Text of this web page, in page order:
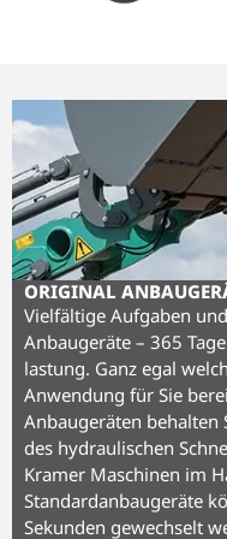
ORIGINAL
Vielfäl­tige Aufgaben
Anbau­geräte – 365
lastung. Ganz egal
Anwendung für Sie
Anbau­geräten behalten
des hydraulischen
Kramer Maschinen im
Standard­anbau­geräte
Sekunden gewechselt